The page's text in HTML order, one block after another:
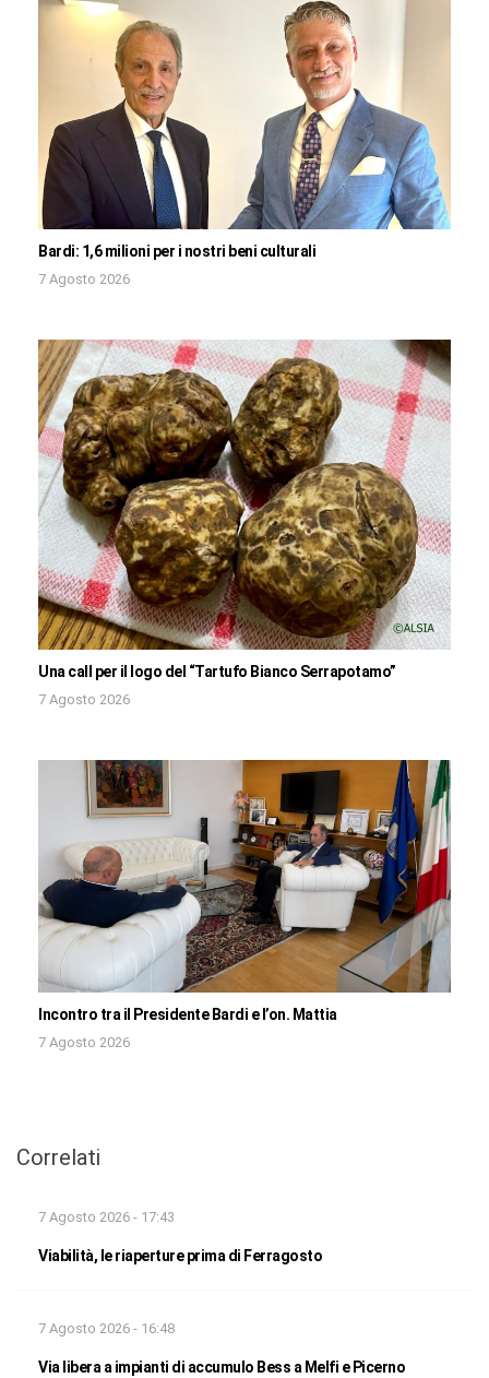
Bardi: 1,6 milioni per i nostri beni culturali
7 Agosto 2026
Una call per il logo del “Tartufo Bianco Serrapotamo”
7 Agosto 2026
Incontro tra il Presidente Bardi e l’on. Mattia
7 Agosto 2026
Correlati
7 Agosto 2026 - 17:43
Viabilità, le riaperture prima di Ferragosto
7 Agosto 2026 - 16:48
Via libera a impianti di accumulo Bess a Melfi e Picerno